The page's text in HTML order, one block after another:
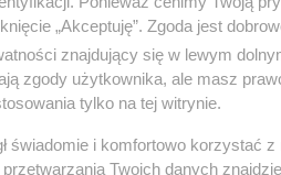
SZUKAJ„Akceptuję”. Zgoda jest
znajdujący się w lewym
zgody użytkownika, ale masz
tylko na tej witrynie.
świadomie i komfortowo korzystać
Twoich danych